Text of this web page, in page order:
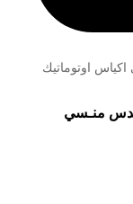
اوتوماتيك
منـسي